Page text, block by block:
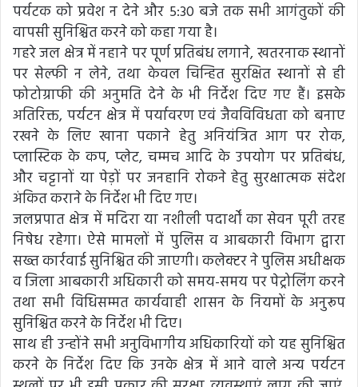
पर्यटक को प्रवेश न देने और 5:30 बजे तक सभी आगंतुकों की
वापसी सुनिश्चित करने को कहा गया है।
गहरे जल क्षेत्र में नहाने पर पूर्ण प्रतिबंध लगाने, खतरनाक स्थानों
पर सेल्फी न लेने, तथा केवल चिन्हित सुरक्षित स्थानों से ही
फोटोग्राफी की अनुमति देने के भी निर्देश दिए गए हैं। इसके
अतिरिक्त, पर्यटन क्षेत्र में पर्यावरण एवं जैवविविधता को बनाए
रखने के लिए खाना पकाने हेतु अनियंत्रित आग पर रोक,
प्लास्टिक के कप, प्लेट, चम्मच आदि के उपयोग पर प्रतिबंध,
और चट्टानों या पेड़ों पर जनहानि रोकने हेतु सुरक्षात्मक संदेश
अंकित कराने के निर्देश भी दिए गए।
जलप्रपात क्षेत्र में मदिरा या नशीली पदार्थों का सेवन पूरी तरह
निषेध रहेगा। ऐसे मामलों में पुलिस व आबकारी विभाग द्वारा
सख्त कार्रवाई सुनिश्चित की जाएगी। कलेक्टर ने पुलिस अधीक्षक
व जिला आबकारी अधिकारी को समय-समय पर पेट्रोलिंग करने
तथा सभी विधिसम्मत कार्यवाही शासन के नियमों के अनुरूप
सुनिश्चित करने के निर्देश भी दिए।
साथ ही उन्होंने सभी अनुविभागीय अधिकारियों को यह सुनिश्चित
करने के निर्देश दिए कि उनके क्षेत्र में आने वाले अन्य पर्यटन